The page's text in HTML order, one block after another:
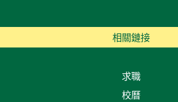
相關鏈接
求職
校曆